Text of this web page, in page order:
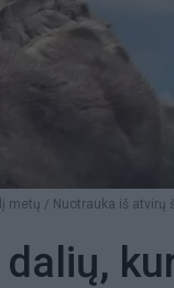
metų / Nuotrauka iš atvirų